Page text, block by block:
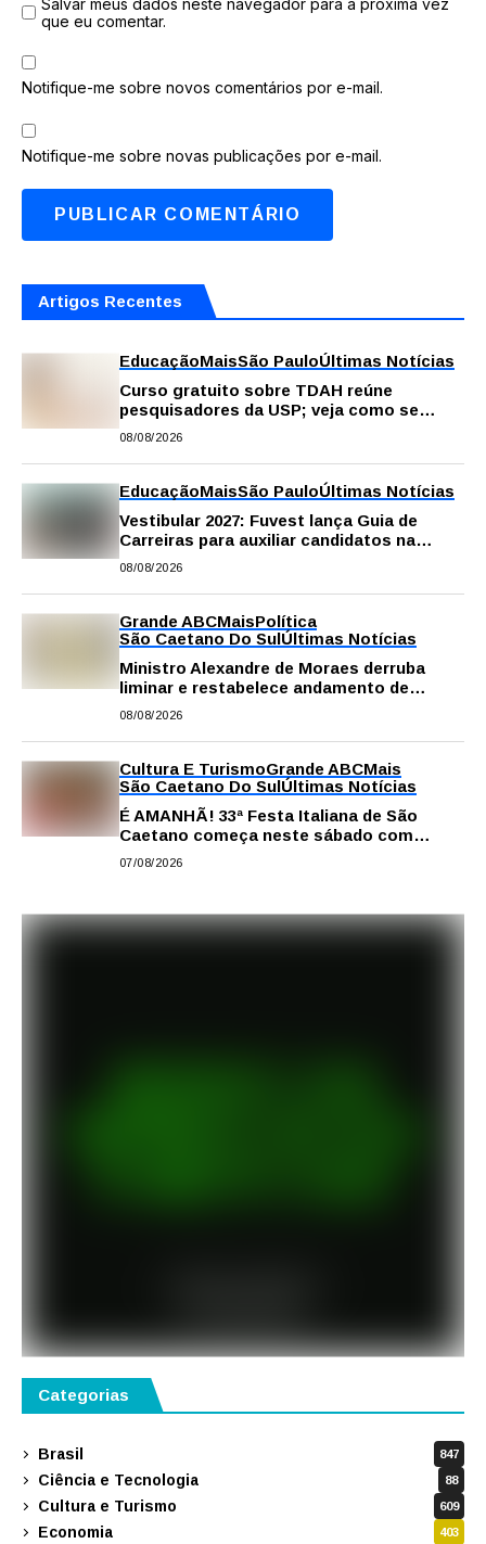
Salvar meus dados neste navegador para a próxima vez
que eu comentar.
Notifique-me sobre novos comentários por e-mail.
Notifique-me sobre novas publicações por e-mail.
Artigos Recentes
EducaçãoMaisSão PauloÚltimas Notícias
Curso gratuito sobre TDAH reúne
pesquisadores da USP; veja como se
inscrever
08/08/2026
EducaçãoMaisSão PauloÚltimas Notícias
Vestibular 2027: Fuvest lança Guia de
Carreiras para auxiliar candidatos na
escolha da profissão
08/08/2026
Grande ABCMaisPolítica
São Caetano Do SulÚltimas Notícias
Ministro Alexandre de Moraes derruba
liminar e restabelece andamento de
comissão processante contra vereador
08/08/2026
Cultura E TurismoGrande ABCMais
São Caetano Do SulÚltimas Notícias
É AMANHÃ! 33ª Festa Italiana de São
Caetano começa neste sábado com
gastronomia, música e solidariedade
07/08/2026
Categorias
Brasil 847
Ciência e Tecnologia 88
Cultura e Turismo 609
Economia 403